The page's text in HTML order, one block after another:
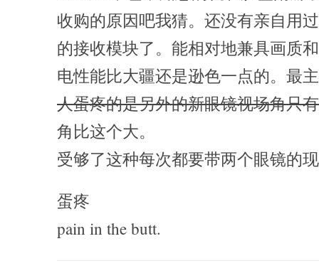
收购的原因吧我猜。还没有亲自用
的接收模块了。能相对地兼具画质
电性能比大疆还是逊色一点的。最
人蛋疼的是另外的新眼镜视场角只
角比这个大。
受够了这种每次都要带两个眼镜的
蛋疼
pain in the butt.